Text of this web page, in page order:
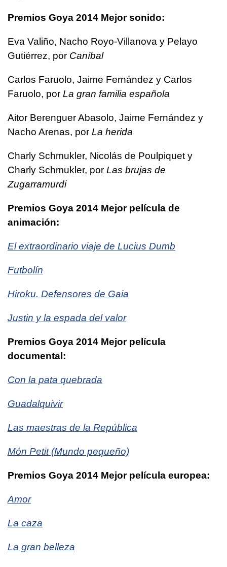
Premios Goya 2014 Mejor sonido:
Eva Valiño, Nacho Royo-Villanova y Pelayo
Gutiérrez, por Caníbal
Carlos Faruolo, Jaime Fernández y Carlos
Faruolo, por La gran familia española
Aitor Berenguer Abasolo, Jaime Fernández y
Nacho Arenas, por La herida
Charly Schmukler, Nicolás de Poulpiquet y
Charly Schmukler, por Las brujas de
Zugarramurdi
Premios Goya 2014 Mejor película de
animación:
El extraordinario viaje de Lucius Dumb
Futbolín
Hiroku. Defensores de Gaia
Justin y la espada del valor
Premios Goya 2014 Mejor película
documental:
Con la pata quebrada
Guadalquivir
Las maestras de la República
Món Petit (Mundo pequeño)
Premios Goya 2014 Mejor película europea:
Amor
La caza
La gran belleza